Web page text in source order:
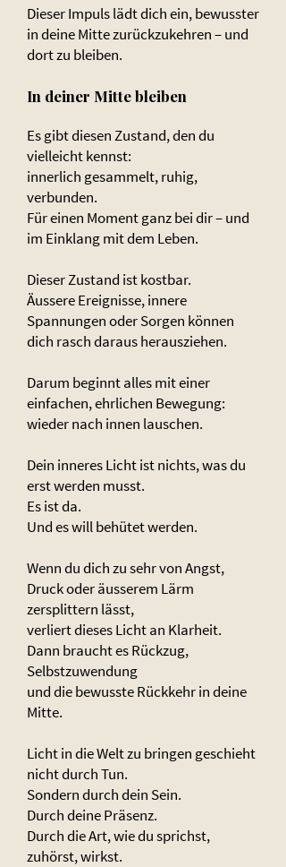
Dieser Impuls lädt dich ein, bewusster
in deine Mitte zurückzukehren – und
dort zu bleiben.
In deiner Mitte bleiben
Es gibt diesen Zustand, den du
vielleicht kennst:
innerlich gesammelt, ruhig,
verbunden.
Für einen Moment ganz bei dir – und
im Einklang mit dem Leben.
Dieser Zustand ist kostbar.
Äussere Ereignisse, innere
Spannungen oder Sorgen können
dich rasch daraus herausziehen.
Darum beginnt alles mit einer
einfachen, ehrlichen Bewegung:
wieder nach innen lauschen.
Dein inneres Licht ist nichts, was du
erst werden musst.
Es ist da.
Und es will behütet werden.
Wenn du dich zu sehr von Angst,
Druck oder äusserem Lärm
zersplittern lässt,
verliert dieses Licht an Klarheit.
Dann braucht es Rückzug,
Selbstzuwendung
und die bewusste Rückkehr in deine
Mitte.
Licht in die Welt zu bringen geschieht
nicht durch Tun.
Sondern durch dein Sein.
Durch deine Präsenz.
Durch die Art, wie du sprichst,
zuhörst, wirkst.